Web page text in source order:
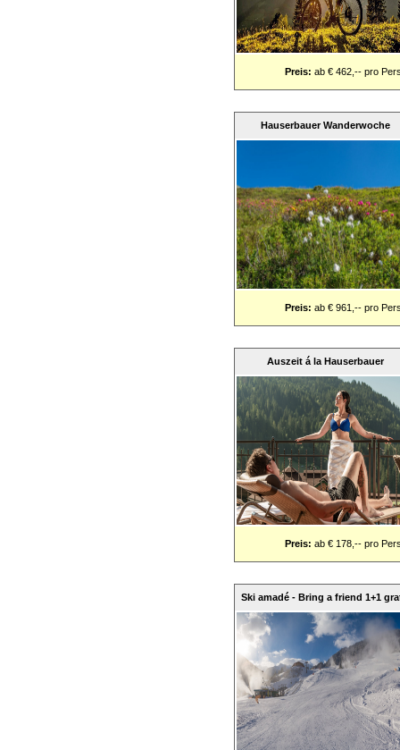
Preis: ab € 462,-- pro
Hauserbauer Wanderwoche
Preis: ab € 961,-- pro
Auszeit á la Hauserbauer
Preis: ab € 178,-- pro
Ski amadé - Bring a friend 1+1